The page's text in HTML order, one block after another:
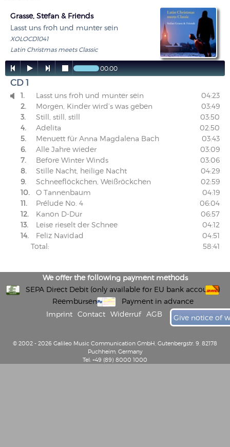
Grasse, Stefan & Friends
Lasst uns froh und munter sein
XOLOCD1041
Latin Christmas meets Classic
    00:00
CD 1
 1. Lasst uns froh und munter sein
04:23
2.
Morgen, Kinder wird’s was geben
03:49
3.
Still, still, still
03:50
4.
Adelita
02:50
5.
Menuett für Anna Magdalena Bach
03:43
6.
Alle Jahre wieder
03:09
7.
Before Winter Winds
03:06
8.
Stille Nacht, heilige Nacht
04:29
9.
Schneeflöckchen, Weißröckchen
02:59
10.
O Tannenbaum
04:19
11.
Prélude No. 4
06:04
12.
Kanon D-Dur
06:57
13.
Leise rieselt der Schnee
04:12
14.
Feliz Navidad
04:51
Total:
58:41
We offer the following payment methods
SEPA Direct Debit (only available for EU bank accounts)
Reembursement
Payment in advance
Imprint
Contact Widerruf AGB Give notice of
© 2002 - 2026 Galileo Music Communication GmbH, Gutenbergstr. 9, 82178
Puchheim, Germany
Tel: +49 (89) 8000 1000